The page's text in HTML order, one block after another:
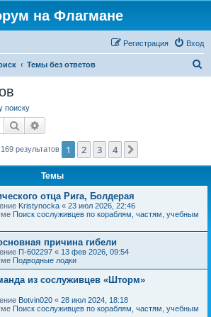
на Флагмане
Вход
Регистрация
Темы без ответов
поиску
Поиск
результатов 1 2 3 4
Темы
отца Рига, Болдерая
Kristynocka « 23 июл 2026, 22:46
Поиск сослуживцев по кораблям, частям, учебным
причина гибели
П-602297 « 13 фев 2026, 09:54
Подводные лодки
из сослуживцев «Шторм»
Botvin020 « 28 июл 2024, 18:18
Поиск сослуживцев по кораблям, частям, учебным